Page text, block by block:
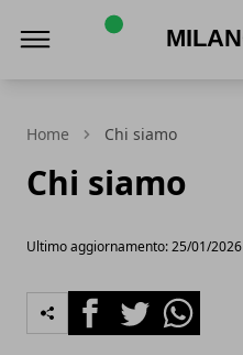
Home Chi siamo
Chi siamo
Ultimo aggiornamento: 25/01/2026
FacebookTwitterWhatsapp